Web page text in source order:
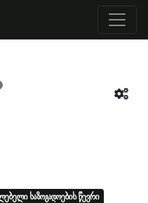
საზოგადოების წევრი